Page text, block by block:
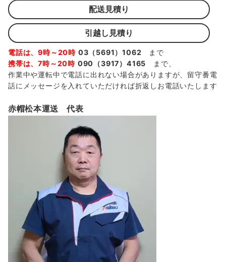
配送見積り
引越し見積り
電話は、9時～20時 03（5691）1062 まで
携帯は、7時～20時 090（3917）4165 まで、
作業中や運転中で電話に出れない場合がありますが、留守番電
話にメッセージを入れていただければ折返しお電話いたします
赤帽松本運送 代表